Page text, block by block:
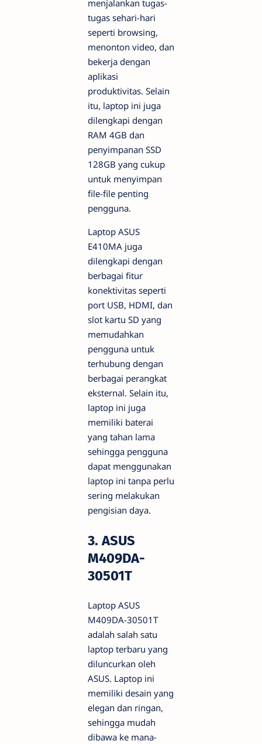
menjalankan tugas-
tugas sehari-hari
seperti browsing,
menonton video, dan
bekerja dengan
aplikasi
produktivitas. Selain
itu, laptop ini juga
dilengkapi dengan
RAM 4GB dan
penyimpanan SSD
128GB yang cukup
untuk menyimpan
file-file penting
pengguna.
Laptop ASUS
E410MA juga
dilengkapi dengan
berbagai fitur
konektivitas seperti
port USB, HDMI, dan
slot kartu SD yang
memudahkan
pengguna untuk
terhubung dengan
berbagai perangkat
eksternal. Selain itu,
laptop ini juga
memiliki baterai
yang tahan lama
sehingga pengguna
dapat menggunakan
laptop ini tanpa perlu
sering melakukan
pengisian daya.
3. ASUS
M409DA-
30501T
Laptop ASUS
M409DA-30501T
adalah salah satu
laptop terbaru yang
diluncurkan oleh
ASUS. Laptop ini
memiliki desain yang
elegan dan ringan,
sehingga mudah
dibawa ke mana-